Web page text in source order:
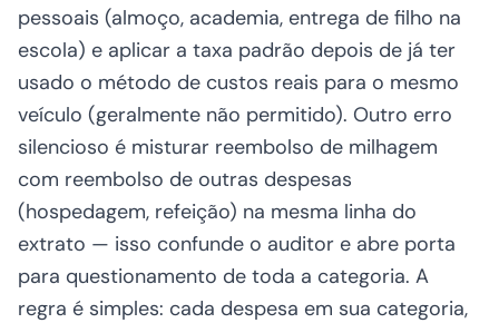
pessoais (almoço, academia, entrega de filho na
escola) e aplicar a taxa padrão depois de já ter
usado o método de custos reais para o mesmo
veículo (geralmente não permitido). Outro erro
silencioso é misturar reembolso de milhagem
com reembolso de outras despesas
(hospedagem, refeição) na mesma linha do
extrato — isso confunde o auditor e abre porta
para questionamento de toda a categoria. A
regra é simples: cada despesa em sua categoria,